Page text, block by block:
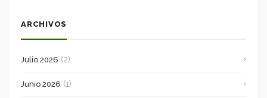
ARCHIVOS
Julio 2026 (2)
Junio 2026 (1)